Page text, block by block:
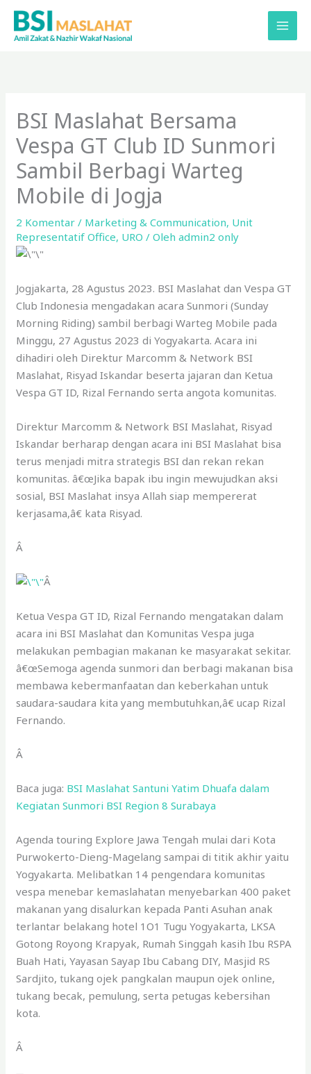
Lewati
konten
BSI Maslahat Bersama
Vespa GT Club ID Sunmori
Sambil Berbagi Warteg
Mobile di Jogja
2 Komentar / Marketing & Communication, Unit
Representatif Office, URO / Olehadmin2 only
Jogjakarta, 28 Agustus 2023. BSI Maslahat dan Vespa GT
Club Indonesia mengadakan acara Sunmori (Sunday
Morning Riding) sambil berbagi Warteg Mobile pada
Minggu, 27 Agustus 2023 di Yogyakarta. Acara ini
dihadiri oleh Direktur Marcomm & Network BSI
Maslahat, Risyad Iskandar beserta jajaran dan Ketua
Vespa GT ID, Rizal Fernando serta angota komunitas.
Direktur Marcomm & Network BSI Maslahat, Risyad
Iskandar berharap dengan acara ini BSI Maslahat bisa
terus menjadi mitra strategis BSI dan rekan rekan
komunitas. â€œJika bapak ibu ingin mewujudkan aksi
sosial, BSI Maslahat insya Allah siap mempererat
kerjasama,â€ kata Risyad.
Â
Â
Ketua Vespa GT ID, Rizal Fernando mengatakan dalam
acara ini BSI Maslahat dan Komunitas Vespa juga
melakukan pembagian makanan ke masyarakat sekitar.
â€œSemoga agenda sunmori dan berbagi makanan bisa
membawa kebermanfaatan dan keberkahan untuk
saudara-saudara kita yang membutuhkan,â€ ucap Rizal
Fernando.
Â
Baca juga: BSI Maslahat Santuni Yatim Dhuafa dalam
Kegiatan Sunmori BSI Region 8 Surabaya
Agenda touring Explore Jawa Tengah mulai dari Kota
Purwokerto-Dieng-Magelang sampai di titik akhir yaitu
Yogyakarta. Melibatkan 14 pengendara komunitas
vespa menebar kemaslahatan menyebarkan 400 paket
makanan yang disalurkan kepada Panti Asuhan anak
terlantar belakang hotel 1O1 Tugu Yogyakarta, LKSA
Gotong Royong Krapyak, Rumah Singgah kasih Ibu RSPA
Buah Hati, Yayasan Sayap Ibu Cabang DIY, Masjid RS
Sardjito, tukang ojek pangkalan maupun ojek online,
tukang becak, pemulung, serta petugas kebersihan
kota.
Â